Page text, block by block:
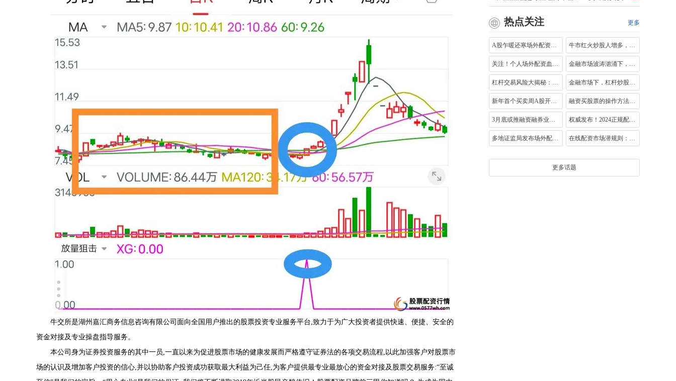
牛交所是湖州嘉汇商务信息咨询有限公司面向全国用户推出的股票投资专业服务平台,致力于为广大投资者提供快速、便捷、安全的
资金对接及专业操盘指导服务。
本公司身为证券投资服务的其中一员,一直以来为促进股票市场的健康发展而严格遵守证券法的各项交易流程,以此加强客户对股票市
场的认识及增加客户投资的信心,并以协助客户投资成功获取最大利益为己任,为客户提供最专业最放心的资金对接及股票交易服务:“至诚
更多
热点关注
A股乍暖还寒场外配资热起来，十多倍杠杆 牛市红火炒股人增多，如何选择靠谱股票
关注！个人场外配资血本无归，合法与否 金融市场波涛汹涌下，全面解析九龙证券
杠杆交易风险大揭秘：为何普通投资者应 金融市场下，杠杆炒股平台怎么选？这里
新年首个买卖周A股开门红，多只个股涨停 融资买股票的操作方法与风险解析，你了
3月底或推融资融券业务，双刃剑如何影响 权威发布！2024正规配资十大排名平台及两
多地证监局发布场外配资风险警示，投资 在线配资市场潜规则：页面简洁的网站反
更多话题